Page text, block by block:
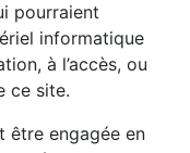
pourraient
informatique
à l’accès, ou
ce site.
être engagée en